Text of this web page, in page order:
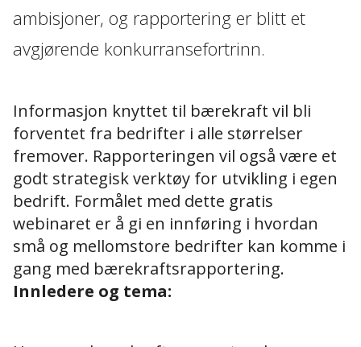
ambisjoner, og rapportering er blitt et
avgjørende konkurransefortrinn.
Informasjon knyttet til bærekraft vil bli
forventet fra bedrifter i alle størrelser
fremover. Rapporteringen vil også være et
godt strategisk verktøy for utvikling i egen
bedrift. Formålet med dette gratis
webinaret er å gi en innføring i hvordan
små og mellomstore bedrifter kan komme i
gang med bærekraftsrapportering.
Innledere og tema: